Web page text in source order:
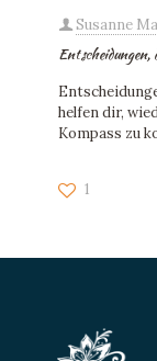
Susanne
helfen dir,
Kompass zu
1